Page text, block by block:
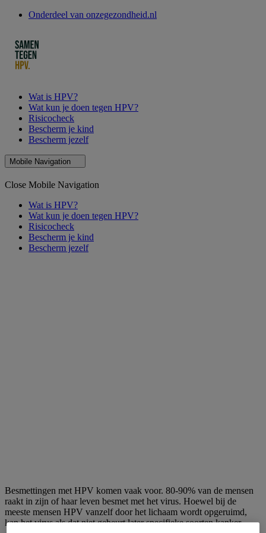
Onderdeel van onzegezondheid.nl
Wat is HPV?
Wat kun je doen tegen HPV?
Risicocheck
Bescherm je kind
Bescherm jezelf
Mobile Navigation
Close Mobile Navigation
Wat is HPV?
Wat kun je doen tegen HPV?
Risicocheck
Bescherm je kind
Bescherm jezelf
Besmettingen met HPV komen vaak voor. 80-90% van de mensen
raakt in zijn of haar leven besmet met het virus. Hoewel bij de
meeste mensen HPV vanzelf door het lichaam wordt opgeruimd,
kan het virus als dat niet gebeurt later specifieke soorten kanker